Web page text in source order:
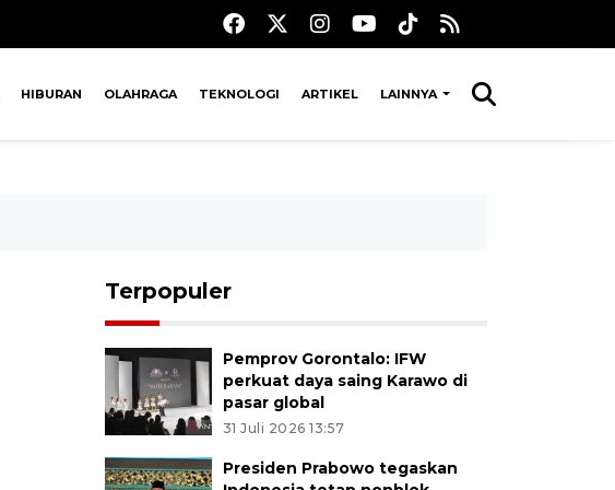
HIBURAN OLAHRAGA TEKNOLOGI ARTIKEL LAINNYA
Terpopuler
Pemprov Gorontalo: IFW
perkuat daya saing Karawo di
pasar global
31 Juli 2026 13:57
Presiden Prabowo tegaskan